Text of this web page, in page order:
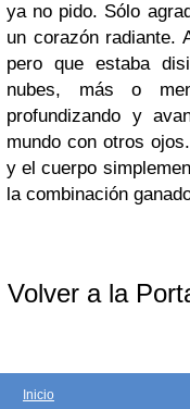
ya no pido. Sólo
un corazón radiante.
pero que estaba
nubes, más o
profundizando y
mundo con otros
y el cuerpo
la combinación
Volver a la
Inicio